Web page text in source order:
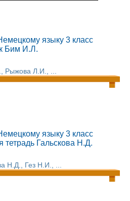
языку 3 класс
Бим И.Л.
Рыжова Л.И., ...
языку 3 класс
тетрадь Гальскова Н.Д.
Н.Д., Гез Н.И., ...